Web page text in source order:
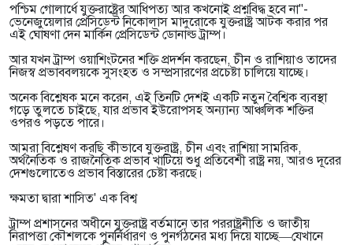
পশ্চিম গোলার্ধে যুক্তরাষ্ট্রের আধিপত্য আর কখনোই প্রশ্নবিদ্ধ হবে না"-
ভেনেজুয়েলার প্রেসিডেন্ট নিকোলাস মাদুরোকে যুক্তরাষ্ট্র আটক করার পর
এই ঘোষণা দেন মার্কিন প্রেসিডেন্ট ডোনাল্ড ট্রাম্প।
আর যখন ট্রাম্প ওয়াশিংটনের শক্তি প্রদর্শন করছেন, চীন ও রাশিয়াও তাদের
নিজস্ব প্রভাববলয়কে সুসংহত ও সম্প্রসারণের প্রচেষ্টা চালিয়ে যাচ্ছে।
অনেক বিশ্লেষক মনে করেন, এই তিনটি দেশই একটি নতুন বৈশ্বিক ব্যবস্থা
গড়ে তুলতে চাইছে, যার প্রভাব ইউরোপসহ অন্যান্য আঞ্চলিক শক্তির
ওপরও পড়তে পারে।
আমরা বিশ্লেষণ করছি কীভাবে যুক্তরাষ্ট্র, চীন এবং রাশিয়া সামরিক,
অর্থনৈতিক ও রাজনৈতিক প্রভাব খাটিয়ে শুধু প্রতিবেশী রাষ্ট্র নয়, আরও দূরের
দেশগুলোতেও প্রভাব বিস্তারের চেষ্টা করছে।
ক্ষমতা দ্বারা শাসিত' এক বিশ্ব
ট্রাম্প প্রশাসনের অধীনে যুক্তরাষ্ট্র বর্তমানে তার পররাষ্ট্রনীতি ও জাতীয়
নিরাপত্তা কৌশলকে পুনর্নির্ধারণ ও পুনর্গঠনের মধ্য দিয়ে যাচ্ছে—যেখানে